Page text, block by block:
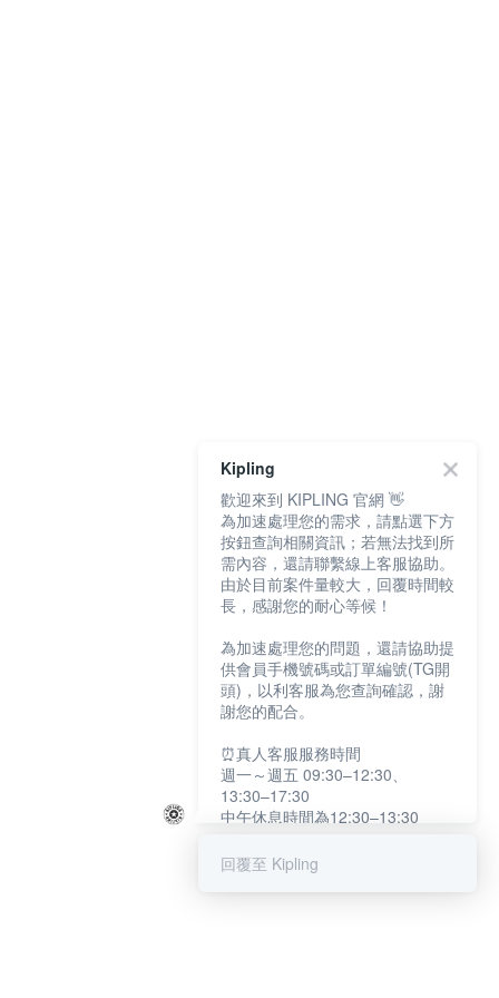
Kipling
歡迎來到 KIPLING 官網 👋
為加速處理您的需求，請點選下方
按鈕查詢相關資訊；若無法找到所
需內容，還請聯繫線上客服協助。
由於目前案件量較大，回覆時間較
長，感謝您的耐心等候！
為加速處理您的問題，還請協助提
供會員手機號碼或訂單編號(TG開
頭)，以利客服為您查詢確認，謝
謝您的配合。
⏰真人客服服務時間
週一～週五 09:30–12:30、
13:30–17:30
中午休息時間為12:30–13:30
提醒您：系統會自動已讀訊息，如
回覆至 Kipling